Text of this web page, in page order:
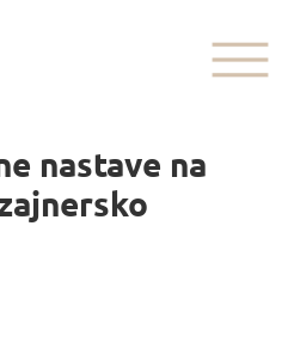
nastave na